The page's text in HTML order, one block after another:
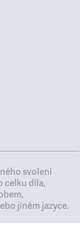
svolení
celku díla,
jiném jazyce.